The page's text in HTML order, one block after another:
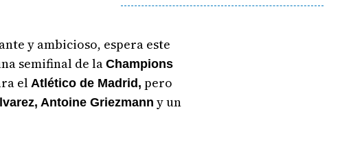
y ambicioso, espera este
semifinal de la Champions
el Atlético de Madrid, pero
Antoine Griezmann y un